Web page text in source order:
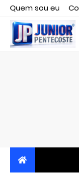
Quem sou eu
Editor